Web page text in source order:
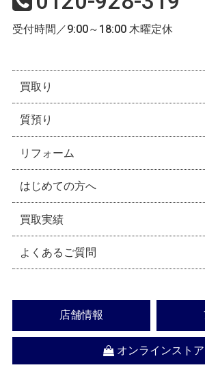
受付時間／9:00～18:00 木曜定休
買取り
質預り
リフォーム
はじめての方へ
買取実績
よくあるご質問
店舗情報
オンラインストア